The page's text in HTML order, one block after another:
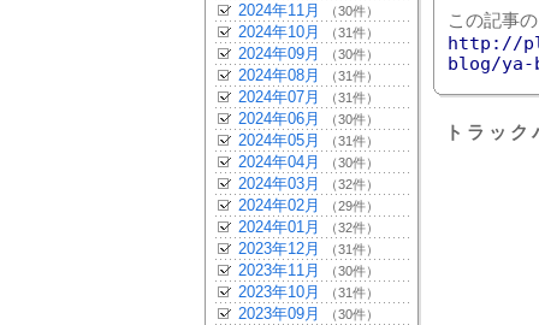
2024年11月 （30件）
2024年10月 （31件）
2024年09月 （30件）
2024年08月 （31件）
2024年07月 （31件）
2024年06月 （30件）
2024年05月 （31件）
2024年04月 （30件）
2024年03月 （32件）
2024年02月 （29件）
2024年01月 （32件）
2023年12月 （31件）
2023年11月 （30件）
2023年10月 （31件）
2023年09月 （30件）
この記事
http://
blog/ya-
トラッ